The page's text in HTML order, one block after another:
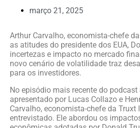
março 21, 2025
Arthur Carvalho, economista-chefe
as atitudes do presidente dos EUA,
incertezas e impacto no mercado
novo cenário de volatilidade traz
para os investidores.
No episódio mais recente do podcast
apresentado por Lucas Collazo e
Carvalho, economista-chefe da Truxt
entrevistado. Ele abordou os